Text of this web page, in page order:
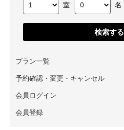
室 名
検索する
プラン一覧
予約確認・変更・キャンセル
会員ログイン
会員登録